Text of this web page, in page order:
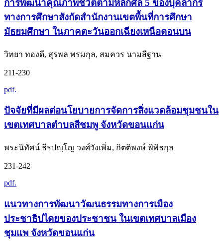
การพัฒนาคุณภาพชีวิตตามหลักศีล 5 ของบุคลากร
ทางการศึกษาสังกัดสำนักงานเขตพื้นที่การศึกษา
มัธยมศึกษา ในภาคตะวันออกเฉียงเหนือตอนบน
วิทยา ทองดี, สุรพล พรมกุล, สมควร นามสีฐาน
211-230
pdf.
ปัจจัยที่มีผลต่อนโยบายการจัดการสิ่งแวดล้อมชุมชนใน
เขตเทศบาลตำบลสีชมพู จังหวัดขอนแก่น
พระนิทัศน์ ธีรปญฺโญ วงศ์วังเพิ่ม, กิตติพงษ์ พิพิธกุล
231-242
pdf.
แนวทางการพัฒนาวัฒนธรรมทางการเมือง
ประชาธิปไตยของประชาชน ในเขตเทศบาลเมือง
ชุมแพ จังหวัดขอนแก่น